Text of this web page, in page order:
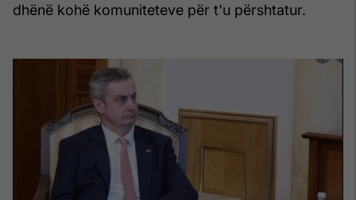
dhënë kohë komuniteteve për t'u përshtatur.